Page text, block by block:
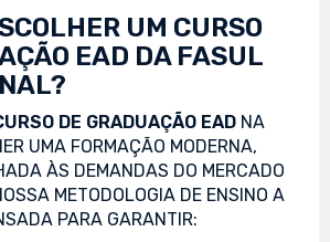
UM CURSO
EAD DA FASUL
DE GRADUAÇÃO EAD NA
UMA FORMAÇÃO MODERNA,
ÀS DEMANDAS DO MERCADO
METODOLOGIA DE ENSINO A
PARA GARANTIR: